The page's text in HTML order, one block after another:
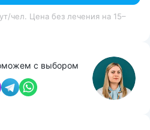
чел. Цена без лечения на 15–
с выбором